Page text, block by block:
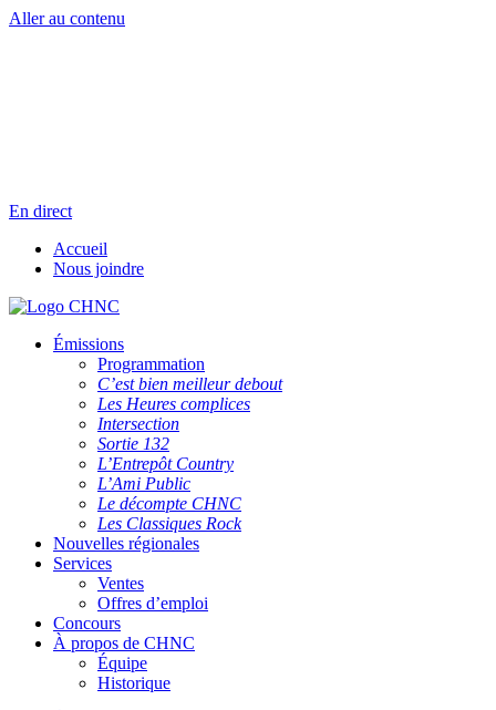
Aller au contenu
En direct
Accueil
Nous joindre
Émissions
Programmation
C’est bien meilleur debout
Les Heures complices
Intersection
Sortie 132
L’Entrepôt Country
L’Ami Public
Le décompte CHNC
Les Classiques Rock
Nouvelles régionales
Services
Ventes
Offres d’emploi
Concours
À propos de CHNC
Équipe
Historique